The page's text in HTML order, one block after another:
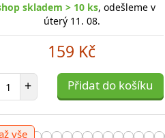
skladem > 10 ks, odešleme v
úterý 11. 08.
159 Kč
Počet položek
+ Přidat do košíku
vše
skladem > 10 ks, odešleme v
úterý 11. 08.
Počet položek
+ Přidat do košíku